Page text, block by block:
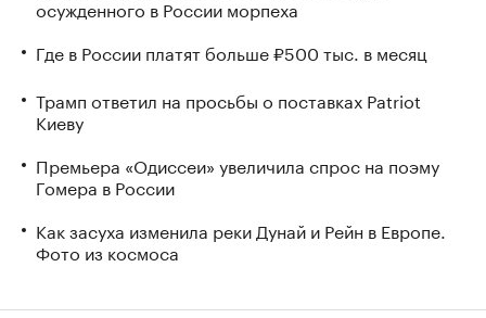
осужденного в России морпеха
Где в России платят больше ₽500 тыс. в месяц
Трамп ответил на просьбы о поставках Patriot
Киеву
Премьера «Одиссеи» увеличила спрос на поэму
Гомера в России
Как засуха изменила реки Дунай и Рейн в Европе.
Фото из космоса